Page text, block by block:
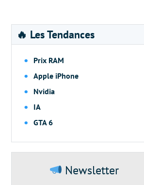
🔥 Les Tendances
Prix RAM
Apple iPhone
Nvidia
IA
GTA 6
Newsletter